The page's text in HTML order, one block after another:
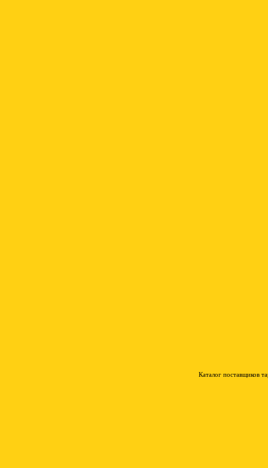
Каталог поставщиков